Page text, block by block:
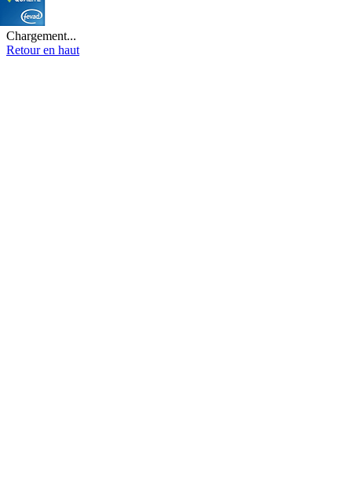
Chargement...
Retour en haut